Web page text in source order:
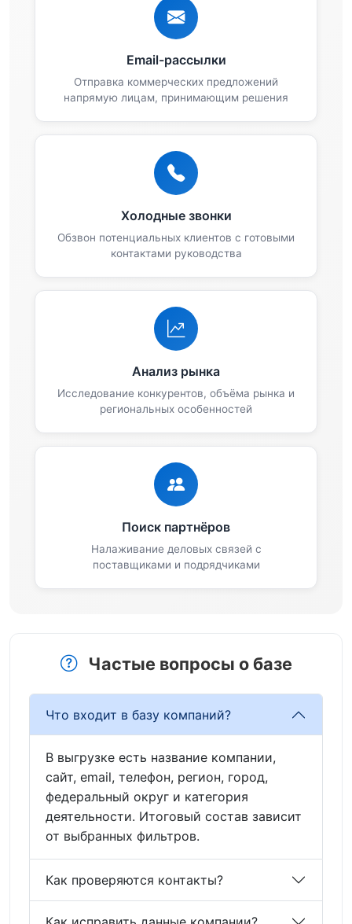
Email-рассылки
Отправка коммерческих предложений
напрямую лицам, принимающим решения
Холодные звонки
Обзвон потенциальных клиентов с готовыми
контактами руководства
Анализ рынка
Исследование конкурентов, объёма рынка и
региональных особенностей
Поиск партнёров
Налаживание деловых связей с
поставщиками и подрядчиками
Частые вопросы о базе
Что входит в базу компаний?
В выгрузке есть название компании,
сайт, email, телефон, регион, город,
федеральный округ и категория
деятельности. Итоговый состав зависит
от выбранных фильтров.
Как проверяются контакты?